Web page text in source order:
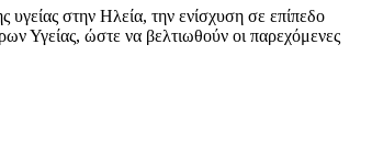
στην Ηλεία, την ενίσχυση σε επίπεδο
Υγείας, ώστε να βελτιωθούν οι παρεχόμενες